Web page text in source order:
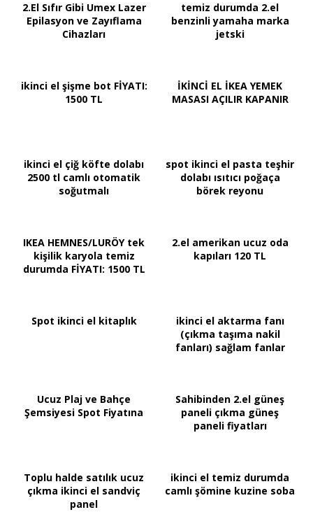
2.El Sıfır Gibi Umex Lazer
Epilasyon ve Zayıflama
Cihazları
temiz durumda 2.el
benzinli yamaha marka
jetski
ikinci el şişme bot FİYATI:
1500 TL
İKİNCİ EL İKEA YEMEK
MASASI AÇILIR KAPANIR
ikinci el çiğ köfte dolabı
2500 tl camlı otomatik
soğutmalı
spot ikinci el pasta teşhir
dolabı ısıtıcı poğaça
börek reyonu
IKEA HEMNES/LURÖY tek
kişilik karyola temiz
durumda FİYATI: 1500 TL
2.el amerikan ucuz oda
kapıları 120 TL
Spot ikinci el kitaplık
ikinci el aktarma fanı
(çıkma taşıma nakil
fanları) sağlam fanlar
Ucuz Plaj ve Bahçe
Şemsiyesi Spot Fiyatına
Sahibinden 2.el güneş
paneli çıkma güneş
paneli fiyatları
Toplu halde satılık ucuz
çıkma ikinci el sandviç
panel
ikinci el temiz durumda
camlı şömine kuzine soba